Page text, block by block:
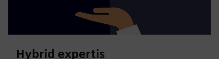
Hybrid expertis